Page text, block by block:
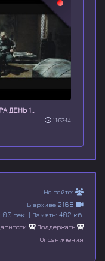
ДЕНЬ 1..
11:02:14
На сайте:
В архиве 2168
сек. | Память: 402 кб.
Поддержать
Ограничения